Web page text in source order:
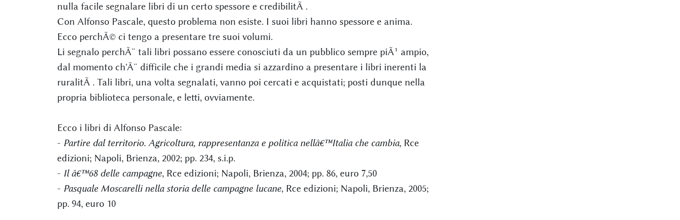
nulla facile segnalare libri di un certo spessore e credibilitÃ .
Con Alfonso Pascale, questo problema non esiste. I suoi libri hanno spessore e anima.
Ecco perchÃ© ci tengo a presentare tre suoi volumi.
Li segnalo perchÃ¨ tali libri possano essere conosciuti da un pubblico sempre piÃ¹ ampio,
dal momento ch'Ã¨ difficile che i grandi media si azzardino a presentare i libri inerenti la
ruralitÃ . Tali libri, una volta segnalati, vanno poi cercati e acquistati; posti dunque nella
propria biblioteca personale, e letti, ovviamente.
Ecco i libri di Alfonso Pascale:
- Partire dal territorio. Agricoltura, rappresentanza e politica nellâ€™Italia che cambia, Rce
edizioni; Napoli, Brienza, 2002; pp. 234, s.i.p.
- Il â€™68 delle campagne, Rce edizioni; Napoli, Brienza, 2004; pp. 86, euro 7,50
- Pasquale Moscarelli nella storia delle campagne lucane, Rce edizioni; Napoli, Brienza, 2005;
pp. 94, euro 10